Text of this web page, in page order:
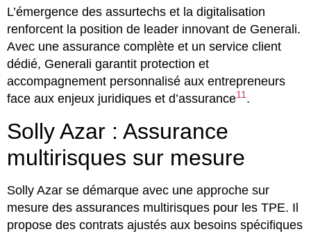
L’émergence des assurtechs et la digitalisation
renforcent la position de leader innovant de Generali.
Avec une assurance complète et un service client
dédié, Generali garantit protection et
accompagnement personnalisé aux entrepreneurs
face aux enjeux juridiques et d’assurance11.
Solly Azar : Assurance
multirisques sur mesure
Solly Azar se démarque avec une approche sur
mesure des assurances multirisques pour les TPE. Il
propose des contrats ajustés aux besoins spécifiques